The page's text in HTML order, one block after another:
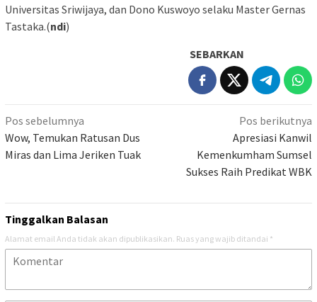
Universitas Sriwijaya, dan Dono Kuswoyo selaku Master Gernas
Tastaka.(ndi)
SEBARKAN
Navigasi
pos
Pos sebelumnya
Wow, Temukan Ratusan Dus
Miras dan Lima Jeriken Tuak
Pos berikutnya
Apresiasi Kanwil
Kemenkumham Sumsel
Sukses Raih Predikat WBK
Tinggalkan Balasan
Alamat email Anda tidak akan dipublikasikan. Ruas yang wajib ditandai *